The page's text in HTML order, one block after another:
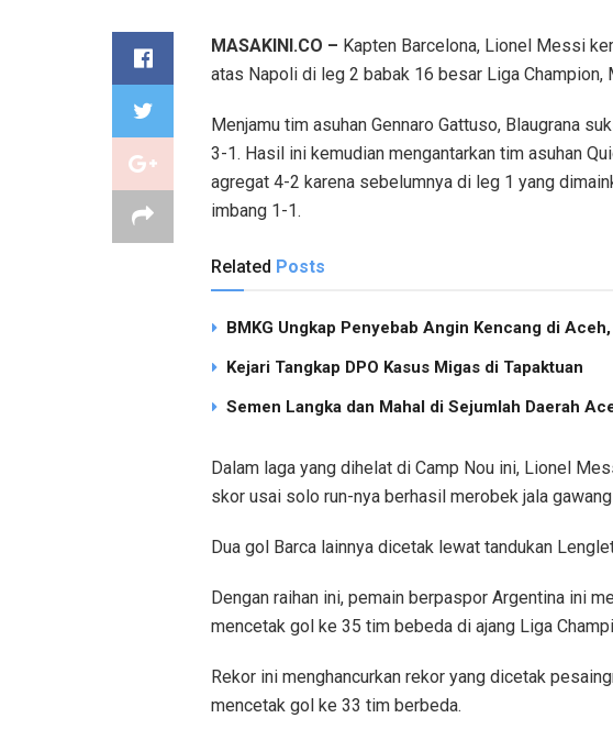
MASAKINI.CO – Kapten Barcelona, Lionel Messi
atas Napoli di leg 2 babak 16 besar Liga Champion,
Menjamu tim asuhan Gennaro Gattuso, Blaugrana
3-1. Hasil ini kemudian mengantarkan tim asuhan
agregat 4-2 karena sebelumnya di leg 1 yang
imbang 1-1.
Related Posts
BMKG Ungkap Penyebab Angin Kencang di
Kejari Tangkap DPO Kasus Migas di Tapaktuan
Semen Langka dan Mahal di Sejumlah Daerah
Dalam laga yang dihelat di Camp Nou ini, Lionel
skor usai solo run-nya berhasil merobek jala
Dua gol Barca lainnya dicetak lewat tandukan
Dengan raihan ini, pemain berpaspor Argentina ini
mencetak gol ke 35 tim bebeda di ajang Liga
Rekor ini menghancurkan rekor yang dicetak
mencetak gol ke 33 tim berbeda.